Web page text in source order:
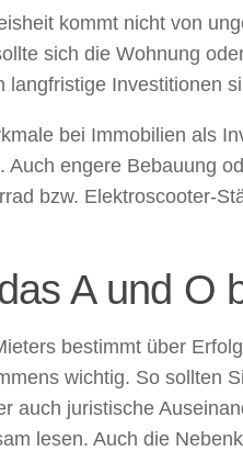
kommt nicht von
sich die Wohnung
langfristige Investitionen
bei Immobilien als
Auch engere Bebauung
bzw. Elektroscooter-
A und O
bestimmt über
wichtig. So sollten
auch juristische
lesen. Auch die